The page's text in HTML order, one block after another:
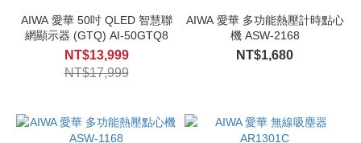
AIWA 愛華 50吋 QLED 智慧聯
網顯示器 (GTQ) AI-50GTQ8
NT$13,999
NT$17,999
AIWA 愛華 多功能熱壓計時點心
機 ASW-2168
NT$1,680